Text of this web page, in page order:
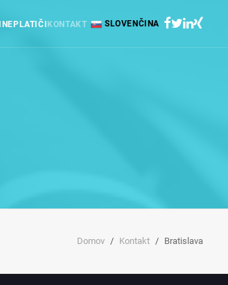
NEPLATIČI KONTAKT SLOVENČINA
Domov Kontakt Bratislava